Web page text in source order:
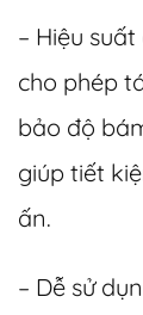
– Hiệu
cho phép
bảo độ
giúp tiết
ấn.
– Dễ sử